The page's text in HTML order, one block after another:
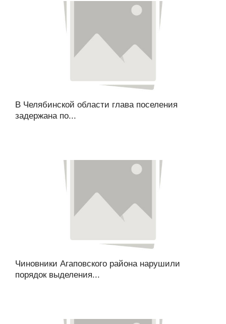
В Челябинской области глава поселения
задержана по...
Чиновники Агаповского района нарушили
порядок выделения...